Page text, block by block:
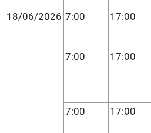
18/06/2026 7:00 17:00
7:00 17:00
7:00 17:00